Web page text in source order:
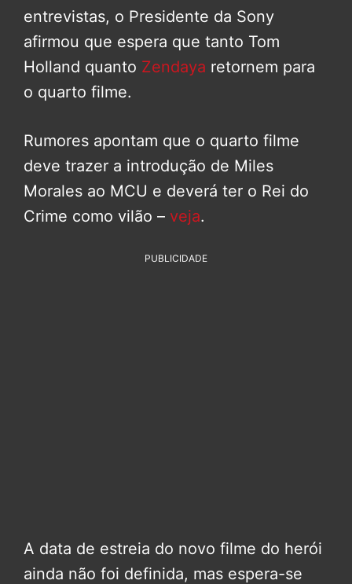
entrevistas, o Presidente da Sony
afirmou que espera que tanto Tom
Holland quanto Zendaya retornem para
o quarto filme.
Rumores apontam que o quarto filme
deve trazer a introdução de Miles
Morales ao MCU e deverá ter o Rei do
Crime como vilão – veja.
PUBLICIDADE
A data de estreia do novo filme do herói
ainda não foi definida, mas espera-se